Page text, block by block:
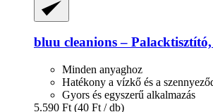
bluu cleanions –
Minden anyaghoz
Hatékony a vízkő és a
Gyors és egyszerű alkalmazás
5.590 Ft (40 Ft / db)